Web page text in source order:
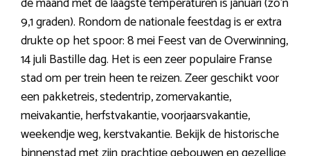
9,1 graden). Rondom de nationale feestdag is er extra
drukte op het spoor: 8 mei Feest van de Overwinning,
14 juli Bastille dag. Het is een zeer populaire Franse
stad om per trein heen te reizen. Zeer geschikt voor
een pakketreis, stedentrip, zomervakantie,
meivakantie, herfstvakantie, voorjaarsvakantie,
weekendje weg, kerstvakantie. Bekijk de historische